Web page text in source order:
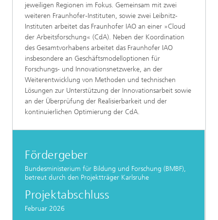
jeweiligen Regionen im Fokus. Gemeinsam mit zwei
weiteren Fraunhofer-Instituten, sowie zwei Leibnitz-
Instituten arbeitet das Fraunhofer IAO an einer »Cloud
der Arbeitsforschung« (CdA). Neben der Koordination
des Gesamtvorhabens arbeitet das Fraunhofer IAO
insbesondere an Geschäftsmodelloptionen für
Forschungs- und Innovationsnetzwerke, an der
Weiterentwicklung von Methoden und technischen
Lösungen zur Unterstützung der Innovationsarbeit sowie
an der Überprüfung der Realisierbarkeit und der
kontinuierlichen Optimierung der CdA.
Fördergeber
Bundesministerium für Bildung und Forschung (BMBF),
betreut durch den Projektträger Karlsruhe
Projektabschluss
Februar 2026